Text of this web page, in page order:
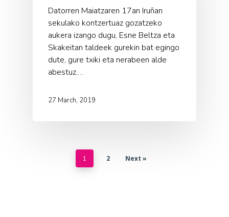
Datorren Maiatzaren 17an Iruñan
sekulako kontzertuaz gozatzeko
aukera izango dugu, Esne Beltza eta
Skakeitan taldeek gurekin bat egingo
dute, gure txiki eta nerabeen alde
abestuz.…
27 March, 2019
1 2 Next »